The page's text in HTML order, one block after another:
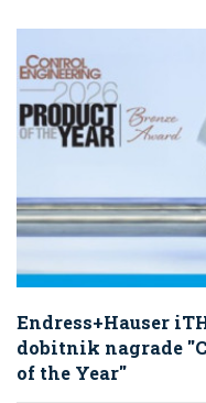
Endress+Hauser
dobitnik nagrade
of the Year"